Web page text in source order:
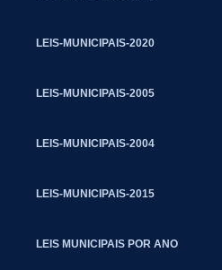
LEIS-MUNICIPAIS-2020
LEIS-MUNICIPAIS-2005
LEIS-MUNICIPAIS-2004
LEIS-MUNICIPAIS-2015
LEIS MUNICIPAIS POR ANO